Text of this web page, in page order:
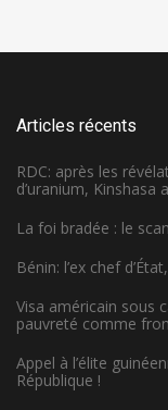
Articles récents
RDC: après les
d’uranium,
La foi bradée : le
Bénin: l’ex chef
Visa américain sous
pauvreté comme
Appel à l’élite
République !